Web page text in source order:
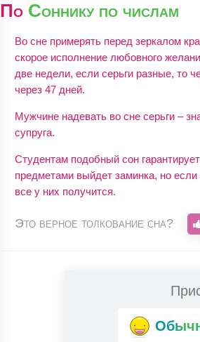
По Соннику по числам
Во сне примерять перед зеркалом
скорое исполнение любовного
две недели, если серьги разные, то
через 47 дней.
Мужчине надевать во сне серьги –
супруга.
Студентам подобный сон
предметами выйдет заминка, но
все у них получится.
Это верное толкование сна?